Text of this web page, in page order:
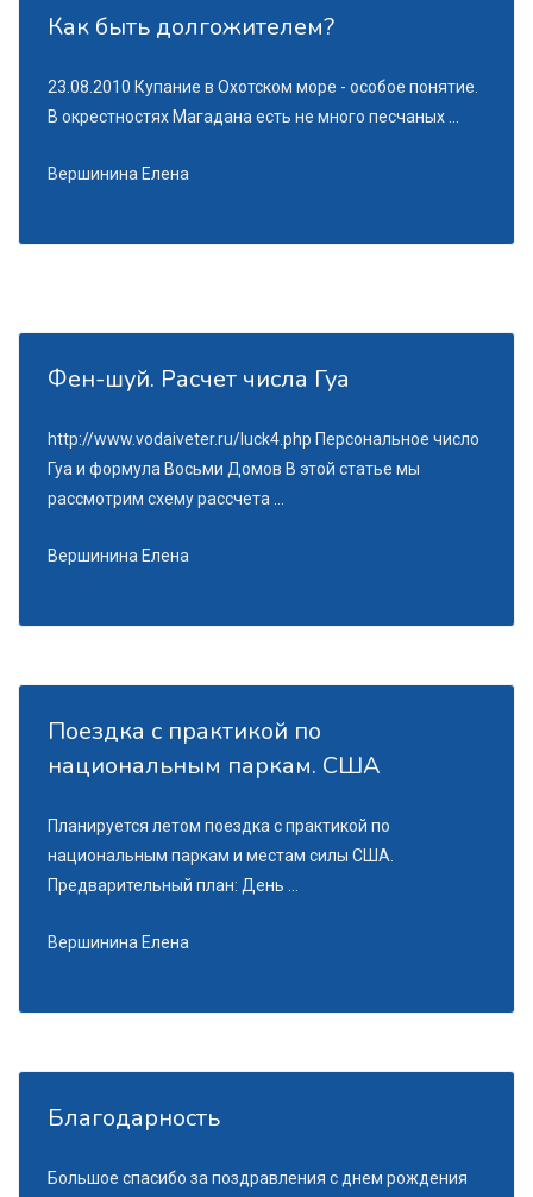
Как быть долгожителем?
23.08.2010 Купание в Охотском море - особое понятие.
В окрестностях Магадана есть не много песчаных ...
Вершинина Елена
Фен-шуй. Расчет числа Гуа
http://www.vodaiveter.ru/luck4.php Персональное число
Гуа и формула Восьми Домов В этой статье мы
рассмотрим схему рассчета ...
Вершинина Елена
Поездка с практикой по
национальным паркам. США
Планируется летом поездка с практикой по
национальным паркам и местам силы США.
Предварительный план: День ...
Вершинина Елена
Благодарность
Большое спасибо за поздравления с днем рождения